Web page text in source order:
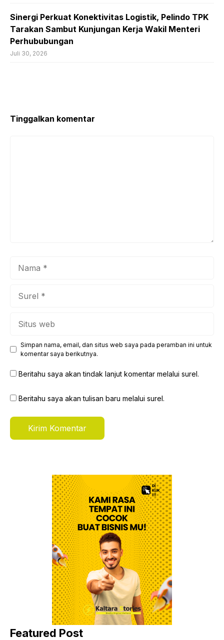
Sinergi Perkuat Konektivitas Logistik, Pelindo TPK
Tarakan Sambut Kunjungan Kerja Wakil Menteri
Perhububungan
Juli 30, 2026
Tinggalkan komentar
Simpan nama, email, dan situs web saya pada peramban ini untuk
komentar saya berikutnya.
Beritahu saya akan tindak lanjut komentar melalui surel.
Beritahu saya akan tulisan baru melalui surel.
Featured Post